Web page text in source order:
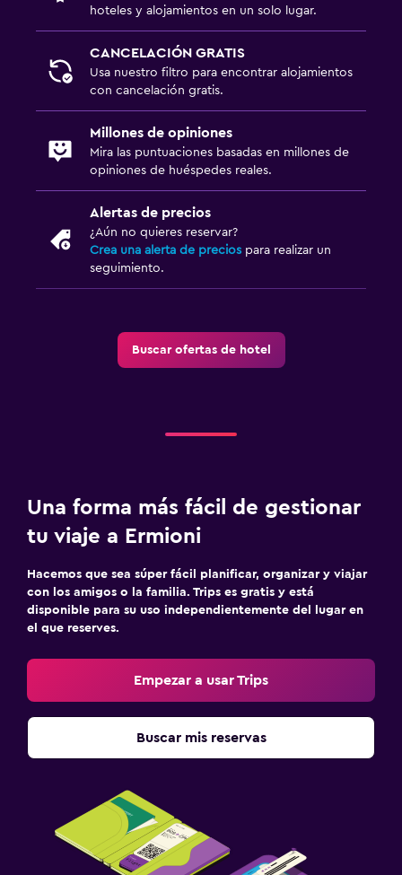
hoteles y alojamientos en un solo lugar.
CANCELACIÓN GRATIS
Usa nuestro filtro para encontrar alojamientos
con cancelación gratis.
Millones de opiniones
Mira las puntuaciones basadas en millones de
opiniones de huéspedes reales.
Alertas de precios
¿Aún no quieres reservar?
Crea una alerta de precios para realizar un
seguimiento.
Buscar ofertas de hotel
Una forma más fácil de gestionar
tu viaje a Ermioni
Hacemos que sea súper fácil planificar, organizar y viajar
con los amigos o la familia. Trips es gratis y está
disponible para su uso independientemente del lugar en
el que reserves.
Empezar a usar Trips
Buscar mis reservas